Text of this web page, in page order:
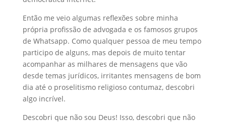
Então me veio algumas reflexões sobre minha
própria profissão de advogada e os famosos grupos
de Whatsapp. Como qualquer pessoa de meu tempo
participo de alguns, mas depois de muito tentar
acompanhar as milhares de mensagens que vão
desde temas jurídicos, irritantes mensagens de bom
dia até o proselitismo religioso contumaz, descobri
algo incrível.
Descobri que não sou Deus! Isso, descobri que não